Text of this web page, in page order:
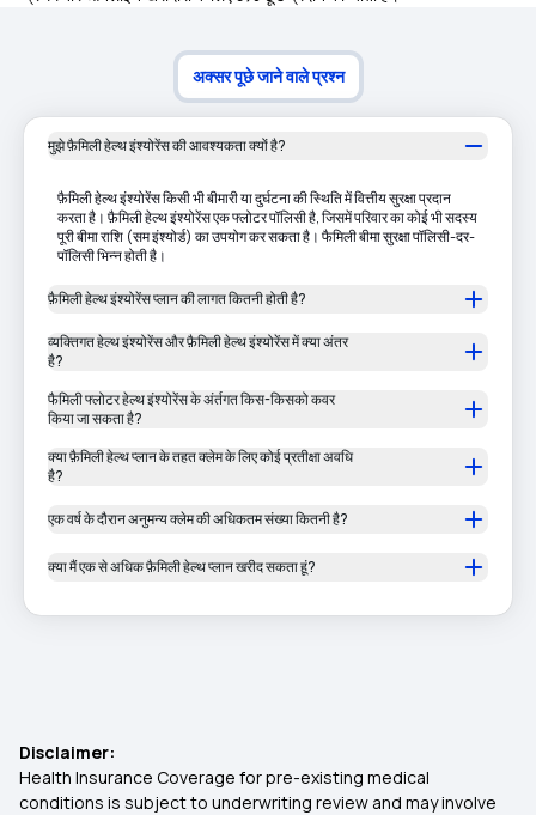
अक्सर पूछे जाने वाले प्रश्न
मुझे फ़ैमिली हेल्थ इंश्योरेंस की आवश्यकता क्यों है?
फ़ैमिली हेल्थ इंश्योरेंस किसी भी बीमारी या दुर्घटना की स्थिति में वित्तीय सुरक्षा प्रदान
करता है। फ़ैमिली हेल्थ इंश्योरेंस एक फ्लोटर पॉलिसी है, जिसमें परिवार का कोई भी सदस्य
पूरी बीमा राशि (सम इंश्योर्ड) का उपयोग कर सकता है। फैमिली बीमा सुरक्षा पॉलिसी-दर-
पॉलिसी भिन्न होती है।
फ़ैमिली हेल्थ इंश्योरेंस प्लान की लागत कितनी होती है?
व्यक्तिगत हेल्थ इंश्योरेंस और फ़ैमिली हेल्थ इंश्योरेंस में क्या अंतर
है?
फैमिली फ्लोटर हेल्थ इंश्योरेंस के अंर्तगत किस-किसको कवर
किया जा सकता है?
क्या फ़ैमिली हेल्थ प्लान के तहत क्लेम के लिए कोई प्रतीक्षा अवधि
है?
एक वर्ष के दौरान अनुमन्य क्लेम की अधिकतम संख्या कितनी है?
क्या मैं एक से अधिक फ़ैमिली हेल्थ प्लान खरीद सकता हूं?
Disclaimer:
Health Insurance Coverage for pre-existing medical
conditions is subject to underwriting review and may involve